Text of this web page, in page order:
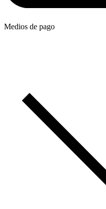
Medios de pago